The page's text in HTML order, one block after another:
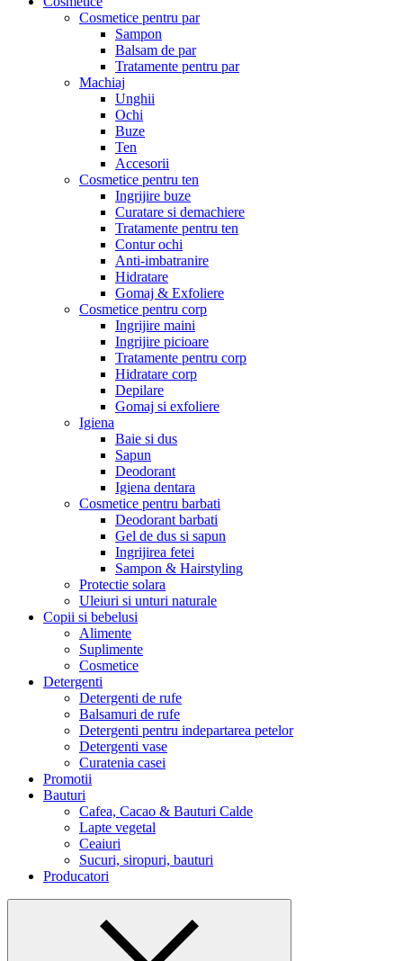
Cosmetice pentru par
Sampon
Balsam de par
Tratamente pentru par
Machiaj
Unghii
Ochi
Buze
Ten
Accesorii
Cosmetice pentru ten
Ingrijire buze
Curatare si demachiere
Tratamente pentru ten
Contur ochi
Anti-imbatranire
Hidratare
Gomaj & Exfoliere
Cosmetice pentru corp
Ingrijire maini
Ingrijire picioare
Tratamente pentru corp
Hidratare corp
Depilare
Gomaj si exfoliere
Igiena
Baie si dus
Sapun
Deodorant
Igiena dentara
Cosmetice pentru barbati
Deodorant barbati
Gel de dus si sapun
Ingrijirea fetei
Sampon & Hairstyling
Protectie solara
Uleiuri si unturi naturale
Copii si bebelusi
Alimente
Suplimente
Cosmetice
Detergenti
Detergenti de rufe
Balsamuri de rufe
Detergenti pentru indepartarea petelor
Detergenti vase
Curatenia casei
Promotii
Bauturi
Cafea, Cacao & Bauturi Calde
Lapte vegetal
Ceaiuri
Sucuri, siropuri, bauturi
Producatori